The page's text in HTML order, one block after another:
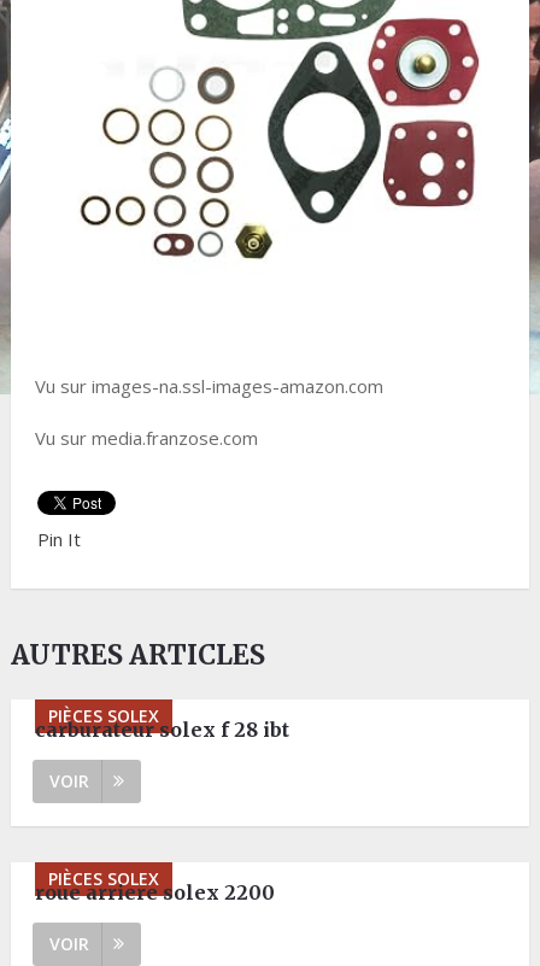
Vu sur images-na.ssl-images-amazon.com
Vu sur media.franzose.com
Pin It
AUTRES ARTICLES
PIÈCES SOLEX
carburateur solex f 28 ibt
VOIR
PIÈCES SOLEX
roue arriere solex 2200
VOIR